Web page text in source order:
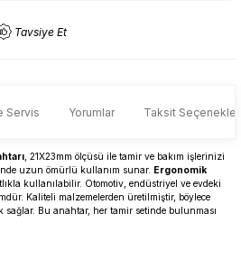
Tavsiye Et
Servis Yorumlar Taksit
, 21X23mm ölçüsü ile tamir ve bakım işlerinizi
uzun ömürlü kullanım sunar. Ergonomik
kullanılabilir. Otomotiv, endüstriyel ve evdeki
Kaliteli malzemelerden üretilmiştir, böylece
sağlar. Bu anahtar, her tamir setinde bulunması